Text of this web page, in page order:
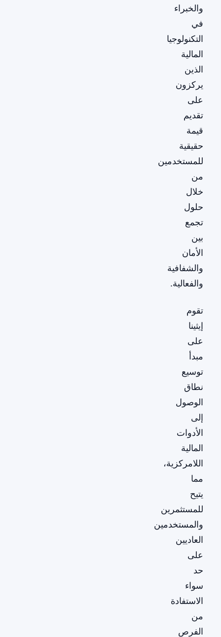
والخبراء
في
التكنولوجيا
المالية
الذين
يركزون
على
تقديم
قيمة
حقيقية
للمستخدمين
من
خلال
حلول
تجمع
بين
الأمان
والشفافية
والفعالية.
تقوم
إيثينا
على
مبدأ
توسيع
نطاق
الوصول
إلى
الأدوات
المالية
اللامركزية،
مما
يتيح
للمستثمرين
والمستخدمين
العاديين
على
حد
سواء
الاستفادة
من
الفرص